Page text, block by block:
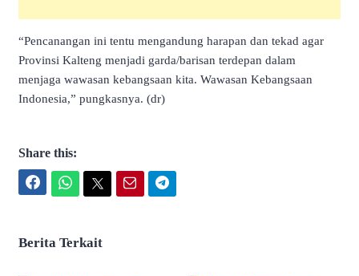
“Pencanangan ini tentu mengandung harapan dan tekad agar
Provinsi Kalteng menjadi garda/barisan terdepan dalam
menjaga wawasan kebangsaan kita. Wawasan Kebangsaan
Indonesia,” pungkasnya. (dr)
Share this:
Berita Terkait